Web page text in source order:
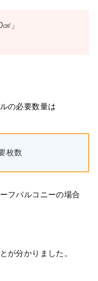
」
の必要数量は
枚数
フバルコニーの場合
が分かりました。